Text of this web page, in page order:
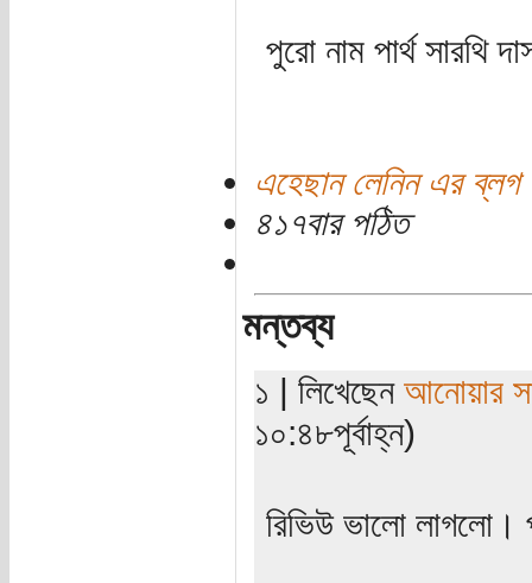
পুরো নাম পার্থ সারথি
এহেছান লেনিন এর ব্লগ
৪১৭বার পঠিত
মন্তব্য
১ | লিখেছেন আনোয়ার
১০:৪৮পূর্বাহ্ন)
রিভিউ ভালো